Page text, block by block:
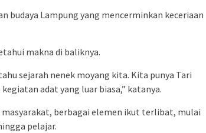
budaya Lampung yang mencerminkan keceriaan
makna di baliknya.
sejarah nenek moyang kita. Kita punya Tari
adat yang luar biasa,” katanya.
berbagai elemen ikut terlibat, mulai
pelajar.